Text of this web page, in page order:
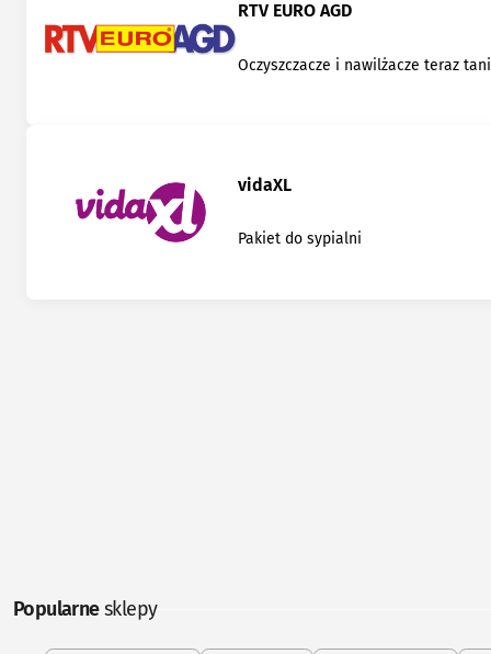
RTV EURO AGD
Oczyszczacze i nawilżacze teraz
vidaXL
Pakiet do sypialni
Popularnesklepy